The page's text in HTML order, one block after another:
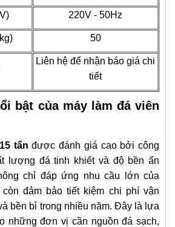
220V - 50Hz
50
Liên hệ để nhận báo giá chi
tiết
bật của máy làm đá viên
tấnđược đánh giá cao bởi công
lượng đá tinh khiết và độ bền ấn
chỉ đáp ứng nhu cầu lớn của
đảm bảo tiết kiệm chi phí vận
bền bỉ trong nhiều năm. Đây là lựa
những đơn vị cần nguồn đá sạch,